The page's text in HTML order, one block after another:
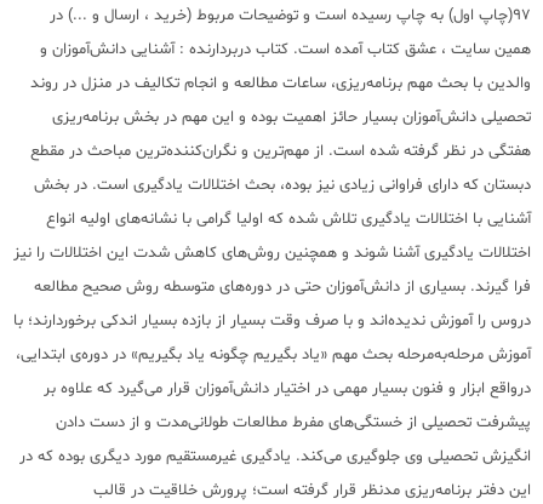
97(چاپ اول) به چاپ رسیده است و توضیحات مربوط (خرید ، ارسال و ...) در
همین سایت ، عشق کتاب آمده است. کتاب دربردارنده : آشنایی دانش‌آموزان و
والدین با بحث مهم برنامه‌ریزی، ساعات مطالعه و انجام تکالیف در منزل در روند
تحصیلی دانش‌‌آموزان بسیار حائز اهمیت بوده و این مهم در بخش برنامه‌ریزی
هفتگی در نظر گرفته شده است. از مهم‌ترین و نگران‌کننده‌ترین مباحث در مقطع
دبستان که دارای فراوانی زیادی نیز بوده، بحث اختلالات یادگیری است. در بخش
آشنایی با اختلالات یادگیری تلاش شده که اولیا گرامی با نشانه‌های اولیه انواع
اختلالات یادگیری آشنا شوند و همچنین روش‌های کاهش شدت این اختلالات را نیز
فرا گیرند. بسیاری از دانش‌آموزان حتی در دوره‌های متوسطه روش صحیح مطالعه
دروس را آموزش ندیده‌اند و با صرف وقت بسیار از بازده بسیار اندکی برخوردارند؛ با
آموزش مرحله‌به‌مرحله بحث مهم «یاد بگیریم چگونه یاد بگیریم» در دوره‌ی ابتدایی،
درواقع ابزار و فنون بسیار مهمی در اختیار دانش‌آموزان قرار می‌گیرد که علاوه بر
پیشرفت تحصیلی از خستگی‌های مفرط مطالعات طولانی‌مدت و از دست دادن
انگیزش تحصیلی وی جلوگیری می‌کند. یادگیری غیرمستقیم مورد دیگری بوده که در
این دفتر برنامه‌ریزی مدنظر قرار گرفته‌ است؛ پرورش خلاقیت در قالب